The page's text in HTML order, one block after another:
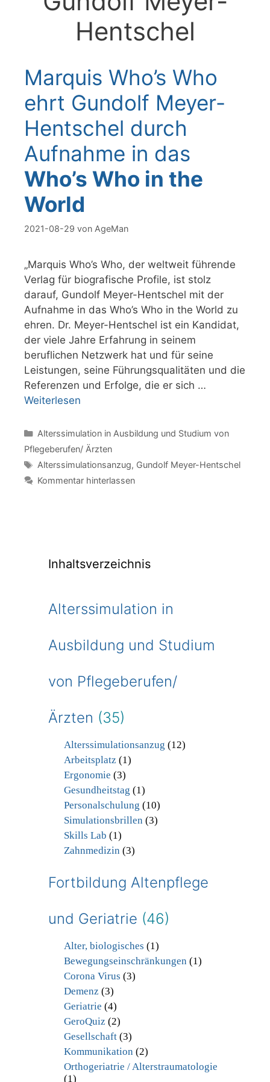
Hentschel
Marquis Who’s Who
ehrt Gundolf Meyer-
Hentschel durch
Aufnahme in das
Who’s Who in the
World
2021-08-29 von AgeMan
„Marquis Who’s Who, der weltweit führende
Verlag für biografische Profile, ist stolz
darauf, Gundolf Meyer-Hentschel mit der
Aufnahme in das Who’s Who in the World zu
ehren. Dr. Meyer-Hentschel ist ein Kandidat,
der viele Jahre Erfahrung in seinem
beruflichen Netzwerk hat und für seine
Leistungen, seine Führungsqualitäten und die
Referenzen und Erfolge, die er sich …
Weiterlesen
Kategorien
Alterssimulation in Ausbildung und Studium von
Pflegeberufen/ Ärzten
Schlagwörter
Alterssimulationsanzug, Gundolf Meyer-Hentschel
Kommentar hinterlassen
Inhaltsverzeichnis
Alterssimulation in
Ausbildung und Studium
von Pflegeberufen/
Ärzten (35)
Alterssimulationsanzug (12)
Arbeitsplatz (1)
Ergonomie (3)
Gesundheitstag (1)
Personalschulung (10)
Simulationsbrillen (3)
Skills Lab (1)
Zahnmedizin (3)
Fortbildung Altenpflege
und Geriatrie (46)
Alter, biologisches (1)
Bewegungseinschränkungen (1)
Corona Virus (3)
Demenz (3)
Geriatrie (4)
GeroQuiz (2)
Gesellschaft(3)
Kommunikation (2)
Orthogeriatrie / Alterstraumatologie
(1)